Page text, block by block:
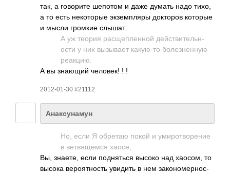
так, а гово­рите шепотом и даже думать надо тихо,
а то есть неко­торые экзе­мпляры докт­оров которые
и мысли громкие слышат.
А уж теория расщ­епле­нной дейс­твит­ельн­
ости у них вызы­вает каку­ю-то боле­знен­ную
реак­цию.
А вы знающий чело­век! ! !
2012-01-30 #21112
Анаксунамун
Но, если Я обретаю покой и умир­отво­рение
в ветв­ящемся хаосе,
Вы, знаете, если подн­яться высоко над хаосом, то
высока веро­ятно­сть увидить в нем зако­номе­рнос­